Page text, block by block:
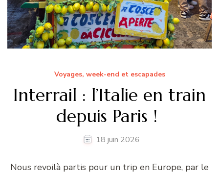
Voyages, week-end et escapades
Interrail : l’Italie en train
depuis Paris !
18 juin 2026
Nous revoilà partis pour un trip en Europe, par le